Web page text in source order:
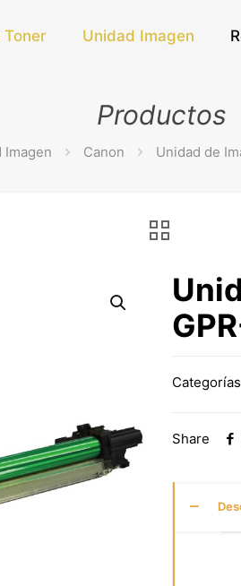
Unidad Imagen
Productos
Imagen Canon Unidad de
Share